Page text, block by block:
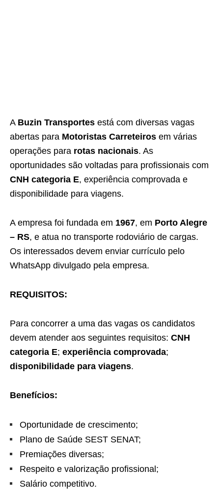
A Buzin Transportes está com diversas vagas
abertas para Motoristas Carreteiros em várias
operações para rotas nacionais. As
oportunidades são voltadas para profissionais com
CNH categoria E, experiência comprovada e
disponibilidade para viagens.
A empresa foi fundada em 1967, em Porto Alegre
– RS, e atua no transporte rodoviário de cargas.
Os interessados devem enviar currículo pelo
WhatsApp divulgado pela empresa.
REQUISITOS:
Para concorrer a uma das vagas os candidatos
devem atender aos seguintes requisitos: CNH
categoria E; experiência comprovada;
disponibilidade para viagens.
Benefícios:
Oportunidade de crescimento;
Plano de Saúde SEST SENAT;
Premiações diversas;
Respeito e valorização profissional;
Salário competitivo.